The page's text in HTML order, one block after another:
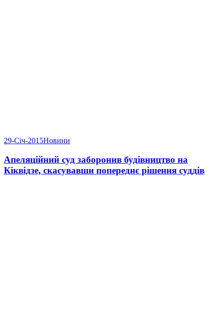
29-Січ-2015Новини
Апеляційний суд заборонив будівництво на
Кіквідзе, скасувавши попереднє рішення суддів